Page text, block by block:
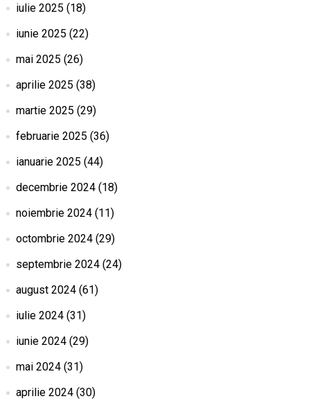
iulie 2025 (18)
iunie 2025 (22)
mai 2025 (26)
aprilie 2025 (38)
martie 2025 (29)
februarie 2025 (36)
ianuarie 2025 (44)
decembrie 2024(18)
noiembrie 2024(11)
octombrie 2024(29)
septembrie 2024(24)
august 2024(61)
iulie 2024(31)
iunie 2024(29)
mai 2024(31)
aprilie 2024(30)